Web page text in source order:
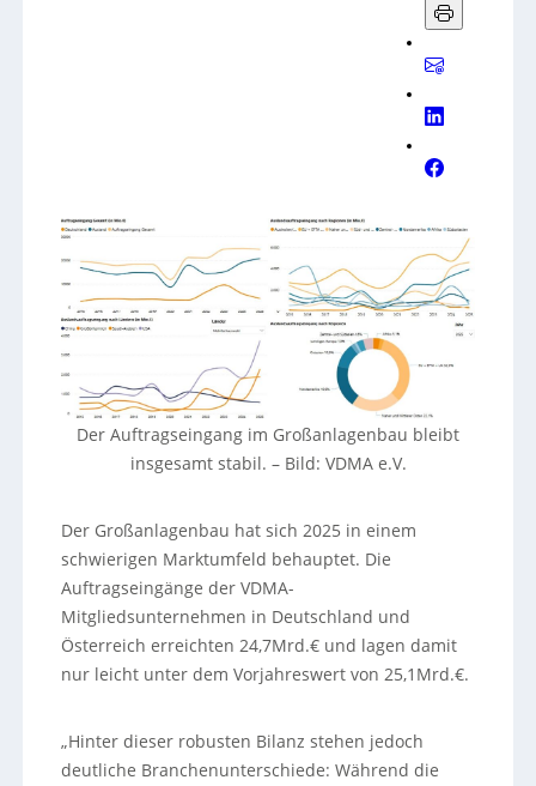
Der Auftragseingang im Großanlagenbau bleibt
insgesamt stabil. – Bild: VDMA e.V.
Der Großanlagenbau hat sich 2025 in einem
schwierigen Marktumfeld behauptet. Die
Auftragseingänge der VDMA-
Mitgliedsunternehmen in Deutschland und
Österreich erreichten 24,7Mrd.€ und lagen damit
nur leicht unter dem Vorjahreswert von 25,1Mrd.€.
„Hinter dieser robusten Bilanz stehen jedoch
deutliche Branchenunterschiede: Während die